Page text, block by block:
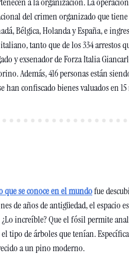
del crimen organizado que
Bélgica, Holanda y España, e
tanto que de los 334 arrestos
y exsenador de Forza Italia
Además, 416 personas están
han confiscado bienes valuados en
se conoce en el mundo fue
de años de antigüedad, el espacio
increíble? Que el fósil permite
tipo de árboles que tenían.
a un pino moderno.